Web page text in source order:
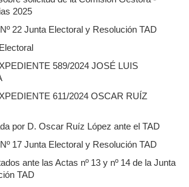
2025
22 Junta Electoral y Resolución TAD
589/2024 JOSÉ LUIS
611/2024 OSCAR RUÍZ
por D. Oscar Ruíz López ante el TAD
17 Junta Electoral y Resolución TAD
ante las Actas nº 13 y nº 14 de la Junta
TAD